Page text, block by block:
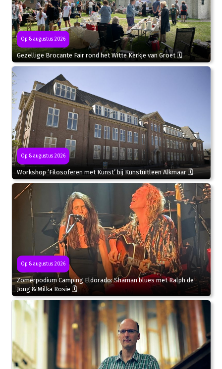
Op 8 augustus 2026
Gezellige Brocante Fair rond het Witte Kerkje van Groet 🗓
Op 8 augustus 2026
Workshop ‘Filosoferen met Kunst’ bij Kunstuitleen Alkmaar 🗓
Op 8 augustus 2026
Zomerpodium Camping Eldorado: Shaman blues met Ralph de
Jong & Milka Rosie 🗓